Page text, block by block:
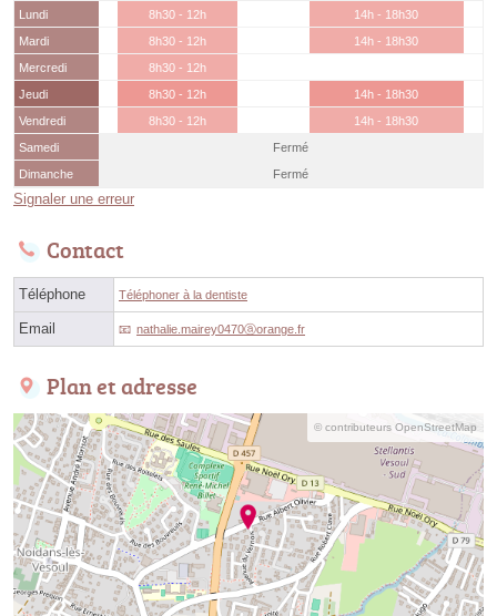
Lundi 8h30 - 12h
14h - 18h30
Mardi
8h30 - 12h
14h - 18h30
Mercredi
8h30 - 12h
Jeudi
8h30 - 12h
14h - 18h30
Vendredi
8h30 - 12h
14h - 18h30
Samedi
Fermé
Dimanche
Fermé
Signaler une erreur
Contact
Téléphone Téléphoner à la dentiste
Email nathalie.mairey0470ⓐorange.fr
Plan et adresse
© contributeurs OpenStreetMap